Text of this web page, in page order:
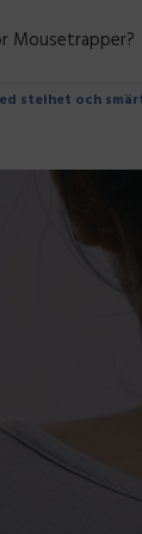
Mousetrapper?
stelhet och